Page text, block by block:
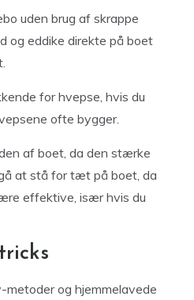
uden brug af skrappe
og eddike direkte på boet
for hvepse, hvis du
ofte bygger.
af boet, da den stærke
at stå for tæt på boet, da
effektive, især hvis du
og hjemmelavede